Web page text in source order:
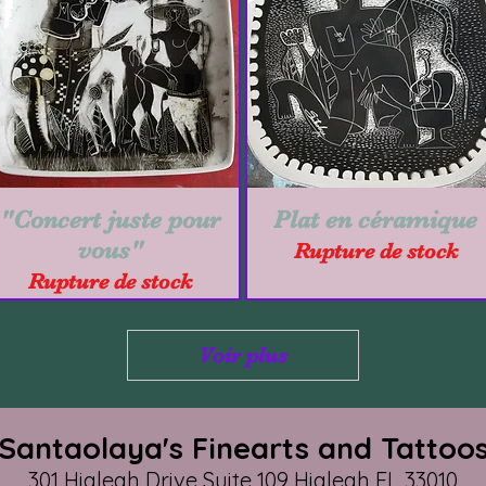
Aperçu rapide
"Concert juste pour
vous"
Rupture de stock
Aperçu rapide
Plat en céramique
Rupture de stock
Voir plus
Santaolaya's Finearts and
301 Hialeah Drive Suite 109 Hialeah FL 33010